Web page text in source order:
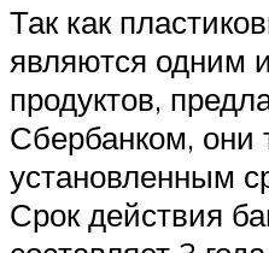
Так как
являются одним
продуктов,
Сбербанком, они
установленным
Срок действия